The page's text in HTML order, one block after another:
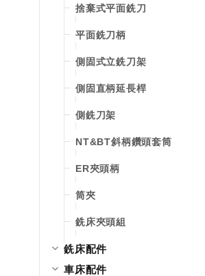
捨棄式平面銑刀
平面銑刀柄
側固式立銑刀架
側固直柄延長桿
側銑刀架
NT&BT斜柄鑽頭套筒
ER夾頭柄
筒夾
銑床夾頭組
銑床配件
車床配件